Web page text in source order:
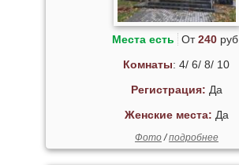
Места есть От240руб.
Комнаты: 4/ 6/ 8/ 10
Регистрация: Да
Женские места: Да
Фото/подробнее